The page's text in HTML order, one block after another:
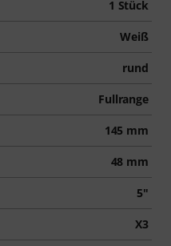
1 Stück
Weiß
rund
Fullrange
145 mm
48 mm
5"
X3